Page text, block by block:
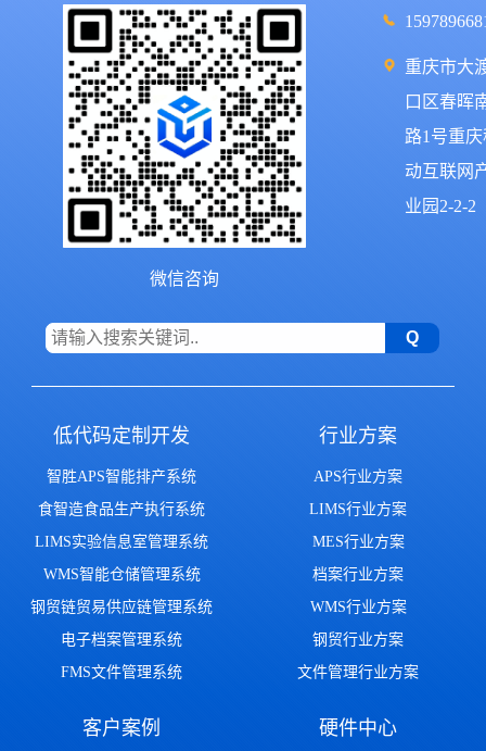
微信咨询
重庆市大
口区春晖
路1号重庆
动互联网
业园2-2-2
低代码定制开发
智胜APS智能排产系统
食智造食品生产执行系统
LIMS实验信息室管理系统
WMS智能仓储管理系统
钢贸链贸易供应链管理系统
电子档案管理系统
FMS文件管理系统
行业方案
APS行业方案
LIMS行业方案
MES行业方案
档案行业方案
WMS行业方案
钢贸行业方案
文件管理行业方案
客户案例 硬件中心